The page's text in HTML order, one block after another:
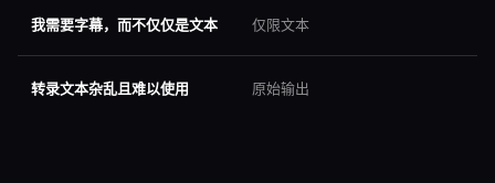
我需要字幕，而不仅仅是文本
转录文本杂乱且难以使用
仅限文本
原始输出